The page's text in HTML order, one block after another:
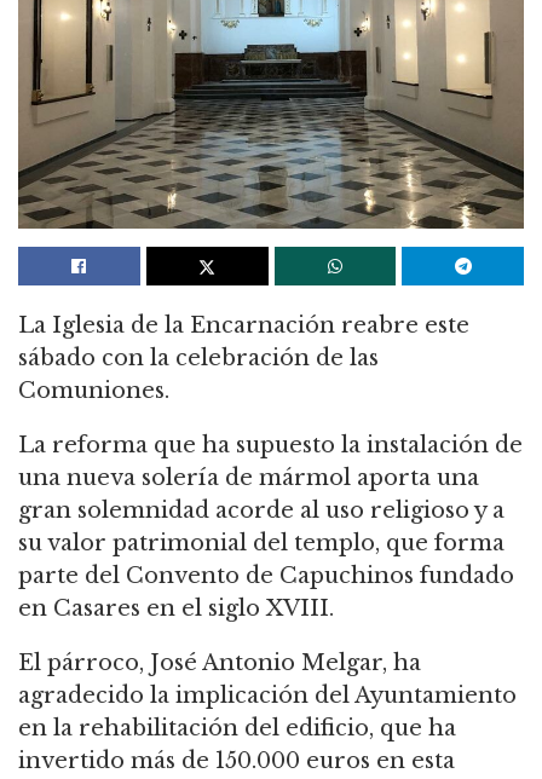
La Iglesia de la Encarnación reabre este
sábado con la celebración de las
Comuniones.
La reforma que ha supuesto la instalación de
una nueva solería de mármol aporta una
gran solemnidad acorde al uso religioso y a
su valor patrimonial del templo, que forma
parte del Convento de Capuchinos fundado
en Casares en el siglo XVIII.
El párroco, José Antonio Melgar, ha
agradecido la implicación del Ayuntamiento
en la rehabilitación del edificio, que ha
invertido más de 150.000 euros en esta